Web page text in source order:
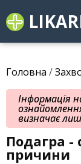
Головна /
Інформація
визначає
Подагра -
причини